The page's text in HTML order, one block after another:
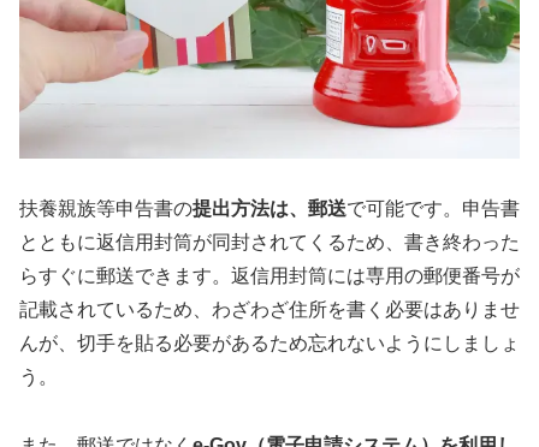
扶養親族等申告書の提出方法は、郵送で可能です。申告書
とともに返信用封筒が同封されてくるため、書き終わった
らすぐに郵送できます。返信用封筒には専用の郵便番号が
記載されているため、わざわざ住所を書く必要はありませ
んが、切手を貼る必要があるため忘れないようにしましょ
う。